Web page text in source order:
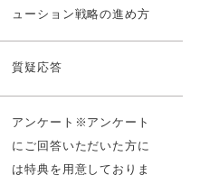
ューション戦略の進め方
質疑応答
アンケート※アンケート
にご回答いただいた方に
は特典を用意しておりま